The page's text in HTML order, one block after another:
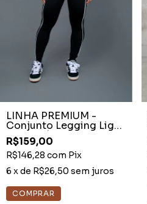
LINHA PREMIUM -
Conjunto Legging Light
Preto Cós Duo -
Detalhe Off White
R$159,00
R$146,28 com Pix
6 x de R$26,50 sem juros